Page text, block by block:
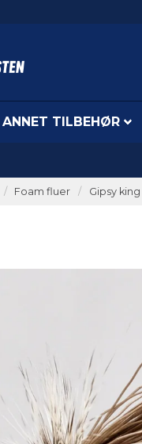
ANNET TILBEHØR
Foam fluer Gipsy king